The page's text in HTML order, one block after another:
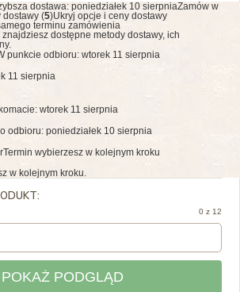
dostawa: poniedziałek 10 sierpniaZamów w
dostawy (5)Ukryj opcje i ceny dostawy
terminu zamówienia
znajdziesz dostępne metody dostawy, ich
punkcie odbioru: wtorek 11 sierpnia
11 sierpnia
wtorek 11 sierpnia
odbioru: poniedziałek 10 sierpnia
Termin wybierzesz w kolejnym kroku
w kolejnym kroku.
0 z 12
POKAŻ PODGLĄD